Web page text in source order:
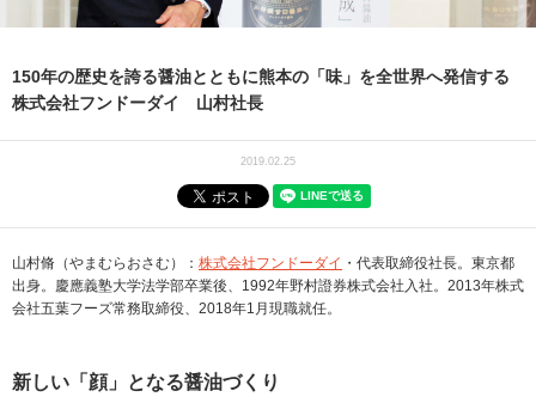
150年の歴史を誇る醤油とともに熊本の「味」を全世界へ発信する
株式会社フンドーダイ 山村社長
2019.02.25
山村脩（やまむらおさむ）： 株式会社フンドーダイ ・代表取締役社長。東京都
出身。慶應義塾大学法学部卒業後、1992年野村證券株式会社入社。2013年株式
会社五葉フーズ常務取締役、2018年1月現職就任。
新しい「顔」となる醤油づくり